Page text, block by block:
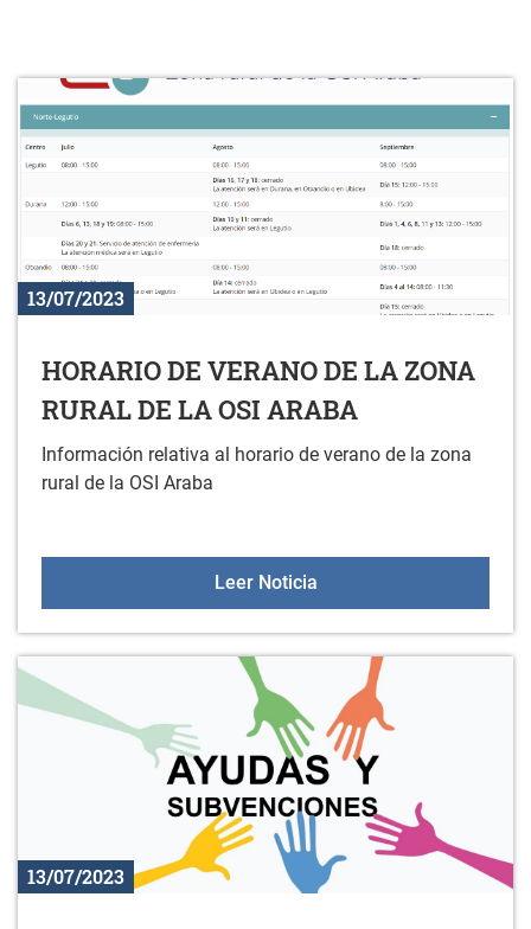
13/07/2023
HORARIO DE VERANO DE LA ZONA
RURAL DE LA OSI ARABA
Información relativa al horario de verano de la zona
rural de la OSI Araba
Leer NoticiaHORARIO DE VERANO
13/07/2023